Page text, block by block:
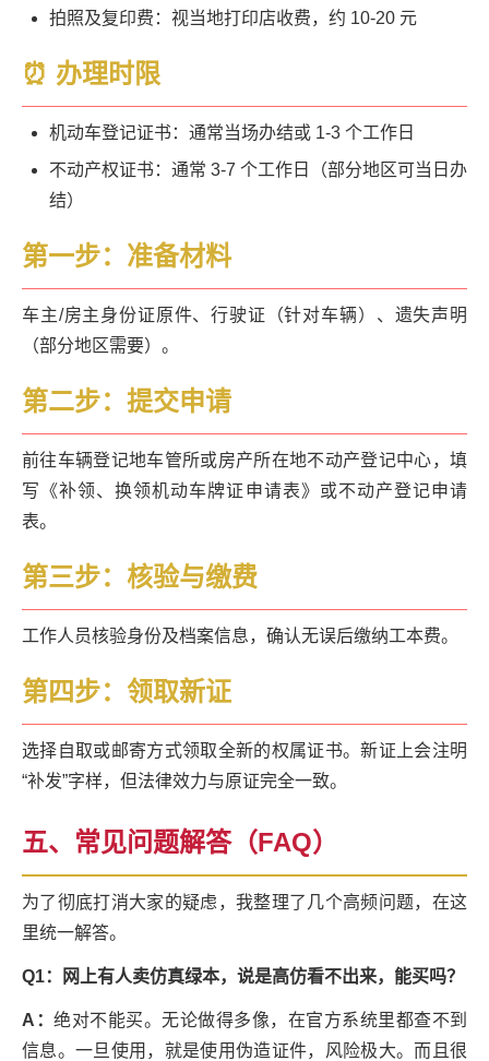
拍照及复印费：视当地打印店收费，约 10-20 元
⏰ 办理时限
机动车登记证书：通常当场办结或 1-3 个工作日
不动产权证书：通常 3-7 个工作日（部分地区可当日办
结）
第一步：准备材料
车主/房主身份证原件、行驶证（针对车辆）、遗失声明
（部分地区需要）。
第二步：提交申请
前往车辆登记地车管所或房产所在地不动产登记中心，填
写《补领、换领机动车牌证申请表》或不动产登记申请
表。
第三步：核验与缴费
工作人员核验身份及档案信息，确认无误后缴纳工本费。
第四步：领取新证
选择自取或邮寄方式领取全新的权属证书。新证上会注明
“补发”字样，但法律效力与原证完全一致。
五、常见问题解答（FAQ）
为了彻底打消大家的疑虑，我整理了几个高频问题，在这
里统一解答。
Q1：网上有人卖仿真绿本，说是高仿看不出来，能买吗？
A： 绝对不能买。无论做得多像，在官方系统里都查不到
信息。一旦使用，就是使用伪造证件，风险极大。而且很